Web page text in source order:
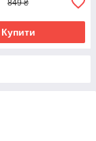
849 ₴
Купити